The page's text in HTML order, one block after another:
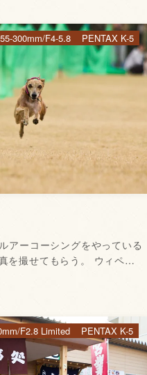
アーコーシングをやっている
を撮せてもらう。 ウィペ…
300mm/F4-5.8 PENTAX K-5
F2.8 Limited PENTAX K-5